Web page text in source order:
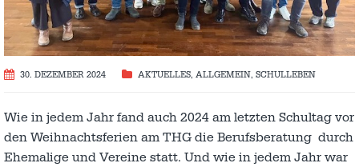
30. DEZEMBER 2024 AKTUELLES, ALLGEMEIN, SCHULLEBEN
Wie in jedem Jahr fand auch 2024 am letzten Schultag vor
den Weihnachtsferien am THG die Berufsberatung durch
Ehemalige und Vereine statt. Und wie in jedem Jahr war